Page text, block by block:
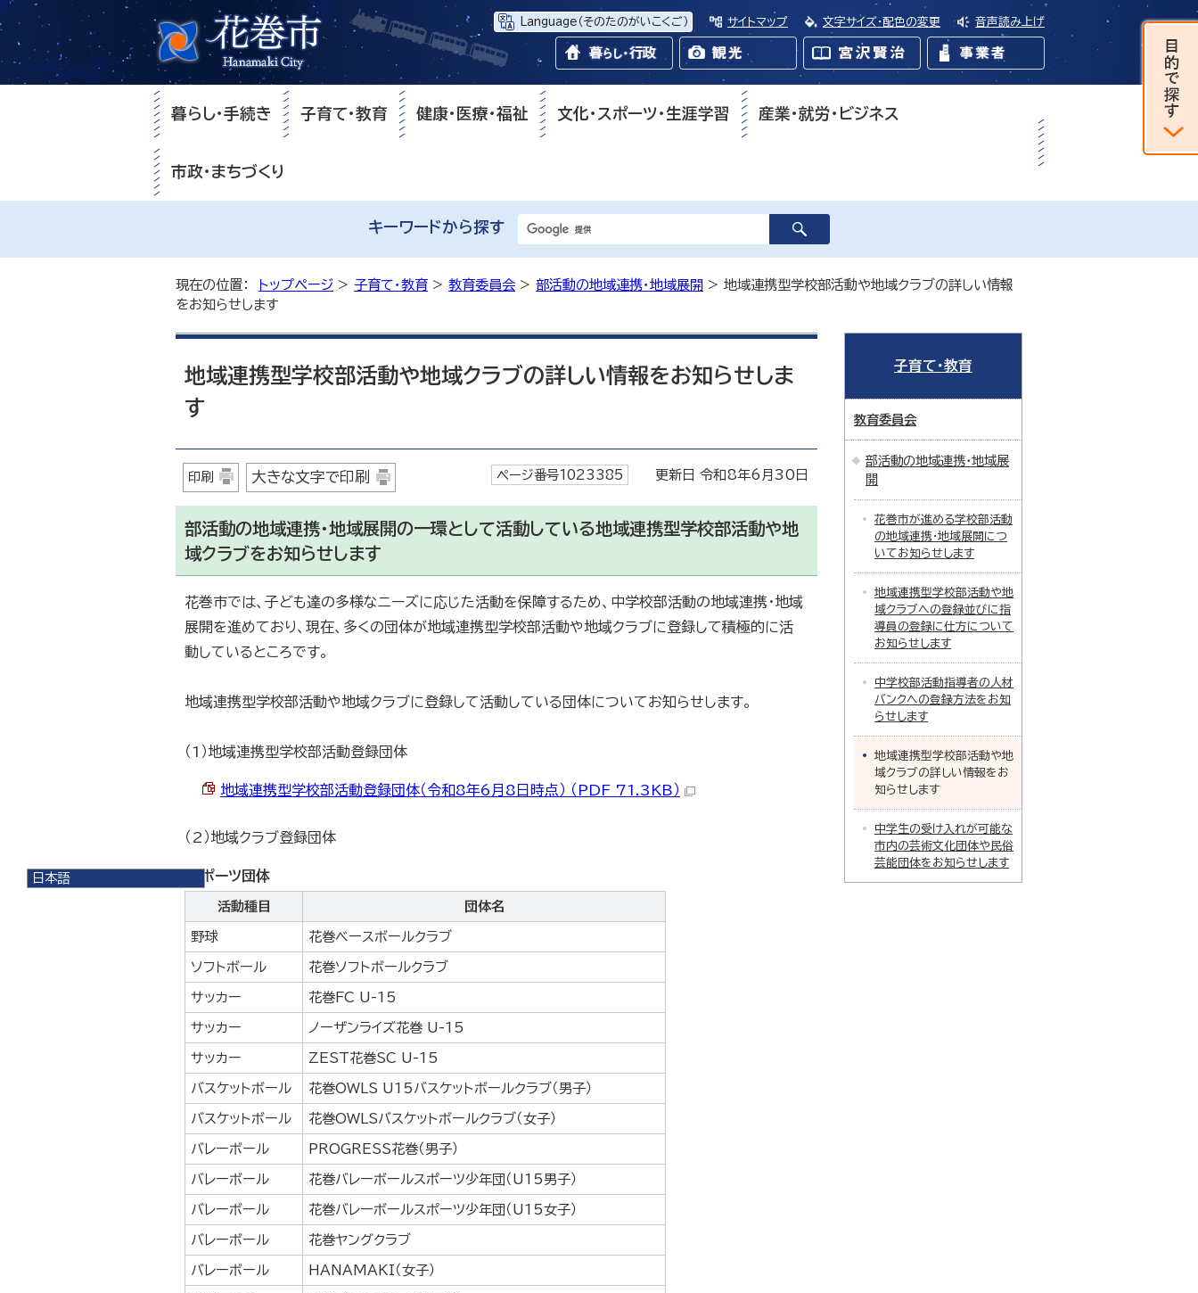
Language （そのたのがいこくご） サイトマップ 文字サイズ・配色の変更 音声読み上げ
日本語
暮らし・手続き 子育て・教育 健康・医療・福祉 文化・スポーツ・生涯学習 産業・就労・ビジネス
市政・まちづくり
キーワードから探す
現在の位置： トップページ > 子育て・教育 > 教育委員会 > 部活動の地域連携・地域展開 > 地域連携型学校部活動や地域クラブの詳しい情報
をお知らせします
地域連携型学校部活動や地域クラブの詳しい情報をお知らせしま
す
印刷 大きな文字で印刷 ページ番号1023385 更新日 令和8年6月30日
部活動の地域連携・地域展開の一環として活動している地域連携型学校部活動や地
域クラブをお知らせします
花巻市では、子ども達の多様なニーズに応じた活動を保障するため、中学校部活動の地域連携・地域
展開を進めており、現在、多くの団体が地域連携型学校部活動や地域クラブに登録して積極的に活
動しているところです。
地域連携型学校部活動や地域クラブに登録して活動している団体についてお知らせします。
（1）地域連携型学校部活動登録団体
地域連携型学校部活動登録団体（令和8年6月8日時点） （PDF 71.3KB）
（2）地域クラブ登録団体
スポーツ団体
活動種目 団体名
野球 花巻ベースボールクラブ
ソフトボール 花巻ソフトボールクラブ
サッカー 花巻FC U-15
サッカー ノーザンライズ花巻 U-15
サッカー ZEST花巻SC U-15
バスケットボール 花巻OWLS U15バスケットボールクラブ（男子）
バスケットボール 花巻OWLSバスケットボールクラブ（女子）
バレーボール PROGRESS花巻（男子）
バレーボール 花巻バレーボールスポーツ少年団（U15男子）
バレーボール 花巻バレーボールスポーツ少年団（U15女子）
バレーボール 花巻ヤングクラブ
バレーボール HANAMAKI（女子）
子育て・教育
教育委員会
部活動の地域連携・地域展
開
花巻市が進める学校部活動
の地域連携・地域展開につ
いてお知らせします
地域連携型学校部活動や地
域クラブへの登録並びに指
導員の登録に仕方について
お知らせします
中学校部活動指導者の人材
バンクへの登録方法をお知
らせします
地域連携型学校部活動や地
域クラブの詳しい情報をお
知らせします
中学生の受け入れが可能な
市内の芸術文化団体や民俗
芸能団体をお知らせします